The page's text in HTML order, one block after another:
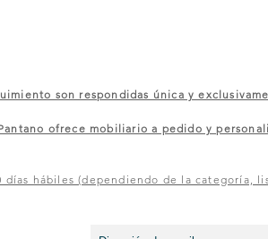
son respondidas única y
Pantano ofrece mobiliario a pedido y
días hábiles (dependiendo de la categoría,